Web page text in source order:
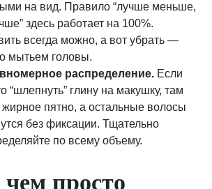
на вид. Правило “лучше меньше,
здесь работает на 100%.
всегда можно, а вот убрать —
мытьем головы.
распределение. Если
“шлепнуть” глину на макушку, там
жирное пятно, а остальные волосы
без фиксации. Тщательно
по всему объему.
просто